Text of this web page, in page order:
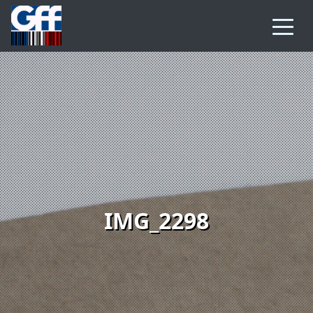
IMG_2298